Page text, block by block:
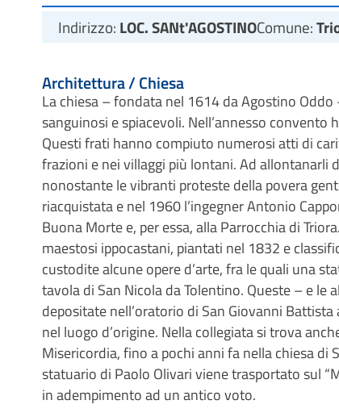
Indirizzo: LOC. SANt'AGOSTINOComune:
Architettura / Chiesa
La chiesa – fondata nel 1614 da Agostino
sanguinosi e spiacevoli. Nell’annesso
Questi frati hanno compiuto numerosi atti di
frazioni e nei villaggi più lontani. Ad allontanarli
nonostante le vibranti proteste della povera
riacquistata e nel 1960 l’ingegner Antonio
Buona Morte e, per essa, alla Parrocchia di
maestosi ippocastani, piantati nel 1832 e
custodite alcune opere d’arte, fra le quali una
tavola di San Nicola da Tolentino. Queste – e le
depositate nell’oratorio di San Giovanni
nel luogo d’origine. Nella collegiata si trova
Misericordia, fino a pochi anni fa nella chiesa di
statuario di Paolo Olivari viene trasportato sul
in adempimento ad un antico voto.